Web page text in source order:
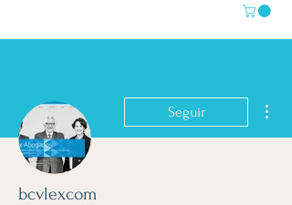
Seguir
bcvlexcom